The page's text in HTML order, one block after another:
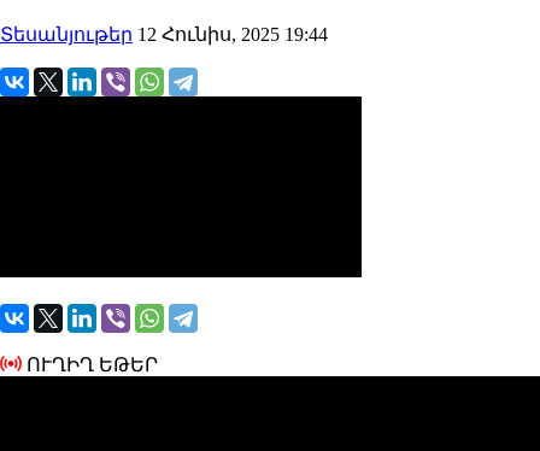
Տեսանյութեր 12 Հունիս, 2025 19:44
ՈՒՂԻՂ ԵԹԵՐ